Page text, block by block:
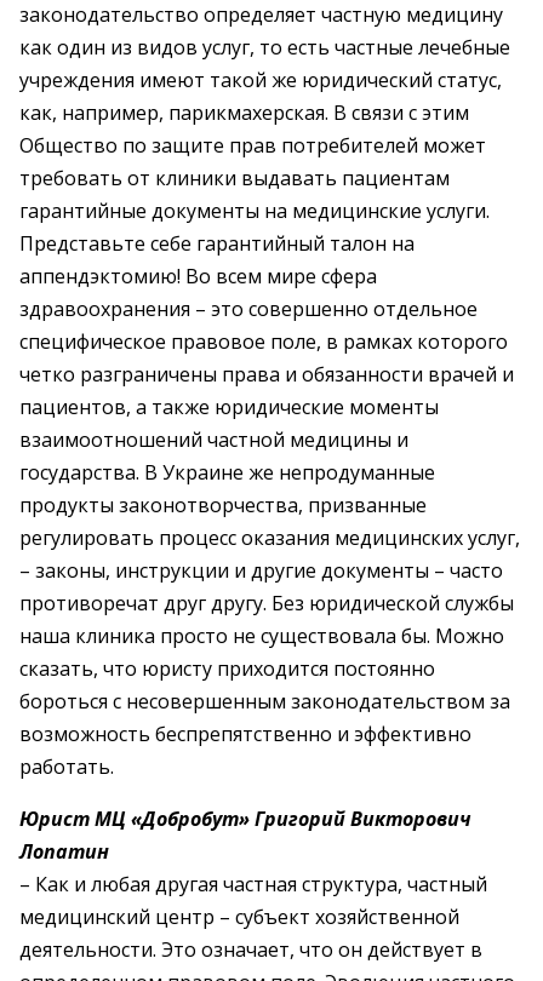
законодательство определяет частную медицину
как один из видов услуг, то есть частные лечебные
учреждения имеют такой же юридический статус,
как, например, парикмахерская. В связи с этим
Общество по защите прав потребителей может
требовать от клиники выдавать пациентам
гарантийные документы на медицинские услуги.
Представьте себе гарантийный талон на
аппендэктомию! Во всем мире сфера
здравоохранения – это совершенно отдельное
специфическое правовое поле, в рамках которого
четко разграничены права и обязанности врачей и
пациентов, а также юридические моменты
взаимоотношений частной медицины и
государства. В Украине же непродуманные
продукты законотворчества, призванные
регулировать процесс оказания медицинских услуг,
– законы, инструкции и другие документы – часто
противоречат друг другу. Без юридической службы
наша клиника просто не существовала бы. Можно
сказать, что юристу приходится постоянно
бороться с несовершенным законодательством за
возможность беспрепятственно и эффективно
работать.
Юрист МЦ «Добробут» Григорий Викторович
Лопатин
– Как и любая другая частная структура, частный
медицинский центр – субъект хозяйственной
деятельности. Это означает, что он действует в